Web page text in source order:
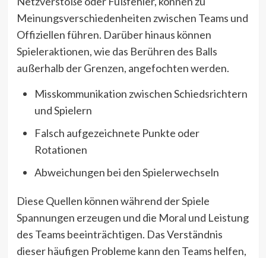
Meinungsverschiedenheiten zwischen Teams und
Offiziellen führen. Darüber hinaus können
Spieleraktionen, wie das Berühren des Balls
außerhalb der Grenzen, angefochten werden.
Misskommunikation zwischen Schiedsrichtern
und Spielern
Falsch aufgezeichnete Punkte oder
Rotationen
Abweichungen bei den Spielerwechseln
Diese Quellen können während der Spiele
Spannungen erzeugen und die Moral und Leistung
des Teams beeinträchtigen. Das Verständnis
dieser häufigen Probleme kann den Teams helfen,